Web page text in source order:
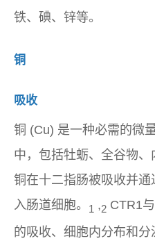
铁、碘、锌等。
铜
吸收
铜 (Cu) 是一种必需的微
中，包括牡蛎、全谷物
铜在十二指肠被吸收并
入肠道细胞。
1 ,2 CTR1
的吸收、细胞内分布和分